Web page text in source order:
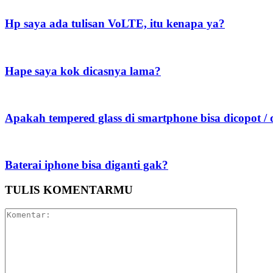
Hp saya ada tulisan VoLTE, itu kenapa ya?
Hape saya kok dicasnya lama?
Apakah tempered glass di smartphone bisa dicopot /
Baterai iphone bisa diganti gak?
TULIS KOMENTARMU